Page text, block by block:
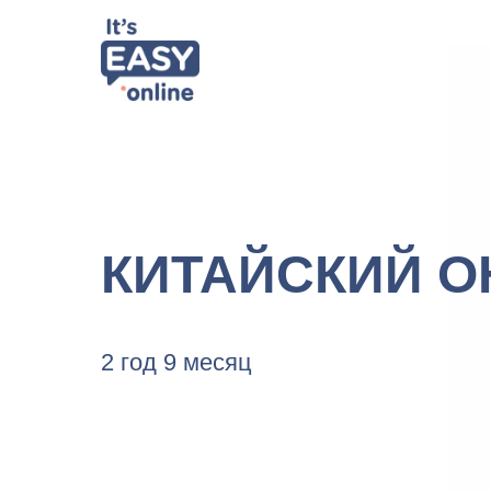
КИТАЙСКИЙ
2 год 9 месяц